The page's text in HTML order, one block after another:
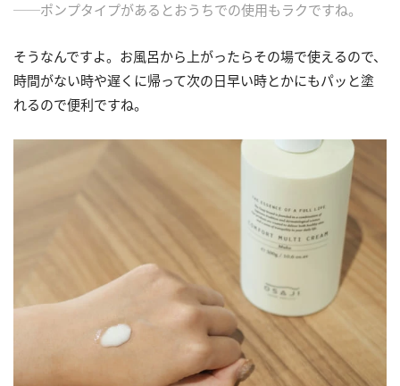
──ポンプタイプがあるとおうちでの使用もラクですね。
そうなんですよ。お風呂から上がったらその場で使えるので、
時間がない時や遅くに帰って次の日早い時とかにもパッと塗
れるので便利ですね。